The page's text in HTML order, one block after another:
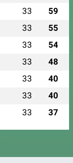
33 59
33 55
33 54
33 48
33 40
33 40
33 37